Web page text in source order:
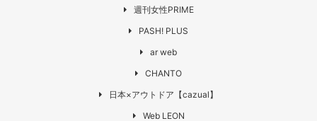
週刊女性PRIME
PASH! PLUS
ar web
CHANTO
日本×アウトドア【cazual】
Web LEON